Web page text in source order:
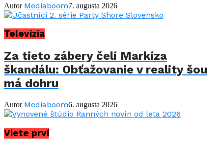
Autor Mediaboom7. augusta 2026
Televízia
Za tieto zábery čelí Markíza
škandálu: Obťažovanie v reality šou
má dohru
Autor Mediaboom6. augusta 2026
Viete prví